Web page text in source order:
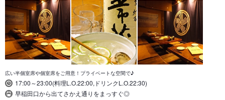
広い半個室席や個室席をご用意！プライベートな空間で♪
17:00～23:00(料理L.O.22:00,ドリンクL.O.22:30)
早稲田口から出てさかえ通りをまっすぐ◎